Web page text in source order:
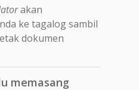
akan
ke tagalog sambil
dokumen
memasang